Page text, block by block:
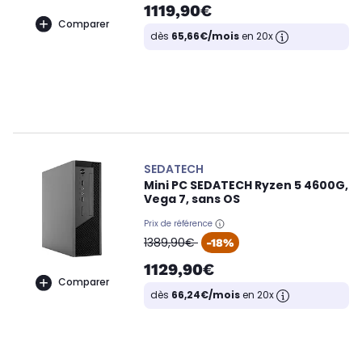
Comparer
1119,90€
dès 65,66€/moisen 20x
Comparer
SEDATECH
Mini PC SEDATECH Ryzen 5 4600G,
Vega 7, sans OS
Prix de référence
oldPrice
1389,90€ -18%
1129,90€
dès 66,24€/moisen 20x